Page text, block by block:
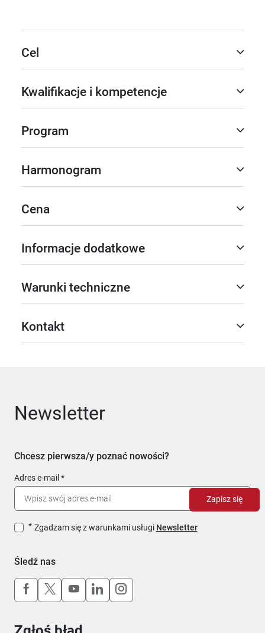
Cel
Kwalifikacje i kompetencje
Program
Harmonogram
Cena
Informacje dodatkowe
Warunki techniczne
Kontakt
Newsletter
Chcesz pierwsza/y poznać nowości?
Adres e-mail
Zgadzam się z warunkami usługi Newsletter
Zapisz się
Śledź nas
Uwaga, link otworzy się w nowym oknie
Uwaga, link otworzy się w nowym oknie
Uwaga, link otworzy się w nowym
Uwaga, link otworzy się w
Uwaga, link otworzy się w